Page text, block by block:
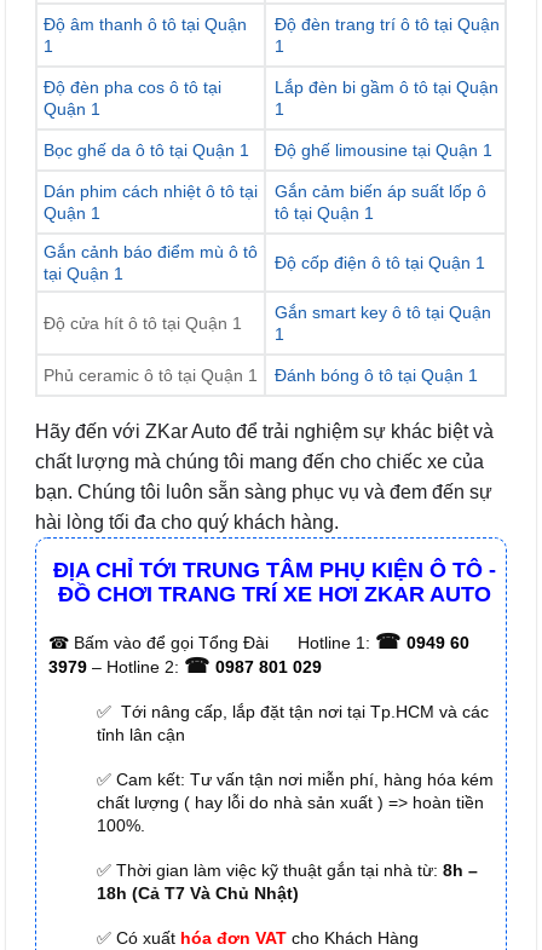
Độ âm thanh ô tô tại Quận
1
Độ đèn trang trí ô tô tại Quận
1
Độ đèn pha cos ô tô tại
Quận 1
Lắp đèn bi gầm ô tô tại Quận
1
Bọc ghế da ô tô tại Quận 1 Độ ghế limousine tại Quận 1
Dán phim cách nhiệt ô tô tại
Quận 1
Gắn cảm biến áp suất lốp ô
tô tại Quận 1
Gắn cảnh báo điểm mù ô tô
tại Quận 1
Độ cốp điện ô tô tại Quận 1
Độ cửa hít ô tô tại Quận 1
Gắn smart key ô tô tại Quận
1
Phủ ceramic ô tô tại Quận 1 Đánh bóng ô tô tại Quận 1
Hãy đến với ZKar Auto để trải nghiệm sự khác biệt và
chất lượng mà chúng tôi mang đến cho chiếc xe của
bạn. Chúng tôi luôn sẵn sàng phục vụ và đem đến sự
hài lòng tối đa cho quý khách hàng.
ĐỊA CHỈ TỚI TRUNG TÂM PHỤ KIỆN Ô TÔ -
ĐỒ CHƠI TRANG TRÍ XE HƠI ZKAR AUTO
☎ Bấm vào để gọi Tổng Đài Hotline 1: ☎ 0949 60
3979 – Hotline 2: ☎ 0987 801 029
✅ Tới nâng cấp, lắp đặt tận nơi tại Tp.HCM và các
tỉnh lân cận
✅ Cam kết: Tư vấn tận nơi miễn phí, hàng hóa kém
chất lượng ( hay lỗi do nhà sản xuất ) => hoàn tiền
100%.
✅ Thời gian làm việc kỹ thuật gắn tại nhà từ: 8h –
18h (Cả T7 Và Chủ Nhật)
✅ Có xuất hóa đơn VAT cho Khách Hàng